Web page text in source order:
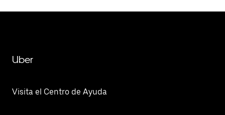
Uber
Visita el Centro de Ayuda